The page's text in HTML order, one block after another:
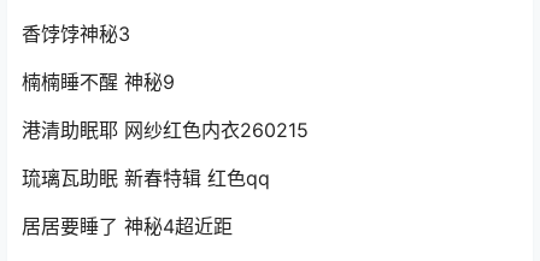
香饽饽神秘3
楠楠睡不醒 神秘9
港清助眠耶 网纱红色内衣260215
琉璃瓦助眠 新春特辑 红色qq
居居要睡了 神秘4超近距